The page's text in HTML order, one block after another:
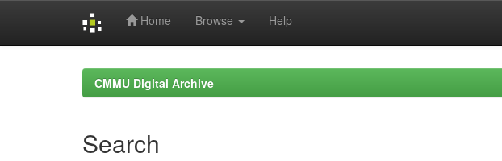
Home Browse Help
CMMU Digital Archive
Search